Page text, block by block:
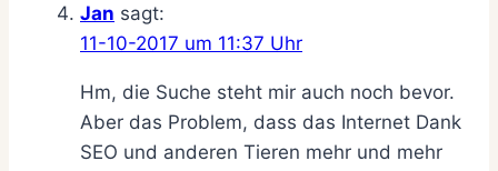
Jan sagt:
11-10-2017 um 11:37 Uhr
Hm, die Suche steht mir auch noch bevor.
Aber das Problem, dass das Internet Dank
SEO und anderen Tieren mehr und mehr